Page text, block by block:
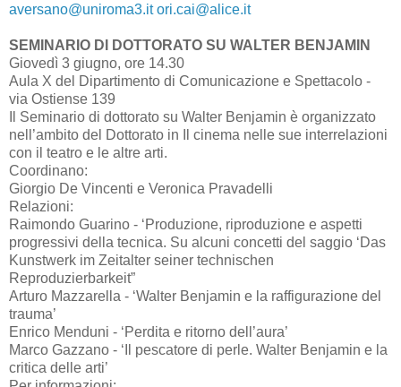
aversano@uniroma3.it ori.cai@alice.it
SEMINARIO DI DOTTORATO SU WALTER BENJAMIN
Giovedì 3 giugno, ore 14.30
Aula X del Dipartimento di Comunicazione e Spettacolo -
via Ostiense 139
Il Seminario di dottorato su Walter Benjamin è organizzato
nell’ambito del Dottorato in Il cinema nelle sue interrelazioni
con il teatro e le altre arti.
Coordinano:
Giorgio De Vincenti e Veronica Pravadelli
Relazioni:
Raimondo Guarino - ‘Produzione, riproduzione e aspetti
progressivi della tecnica. Su alcuni concetti del saggio ‘Das
Kunstwerk im Zeitalter seiner technischen
Reproduzierbarkeit”
Arturo Mazzarella - ‘Walter Benjamin e la raffigurazione del
trauma’
Enrico Menduni - ‘Perdita e ritorno dell’aura’
Marco Gazzano - ‘Il pescatore di perle. Walter Benjamin e la
critica delle arti’